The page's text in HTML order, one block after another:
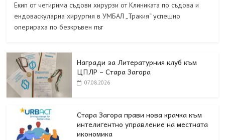
Екип от четирима съдови хирурзи от Клиниката по съдова и
ендоваскуларна хирургия в УМБАЛ „Тракия“ успешно
оперираха по безкръвен път
Награди за Литературния клуб към
ЦПЛР – Стара Загора
07.08.2026
Стара Загора прави нова крачка към
интелигентно управление на местната
икономика